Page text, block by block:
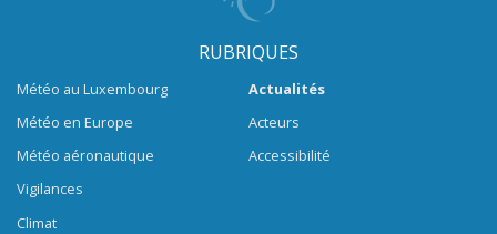
RUBRIQUES
Météo au Luxembourg
Météo en Europe
Météo aéronautique
Vigilances
Climat
Actualités
Acteurs
Accessibilité